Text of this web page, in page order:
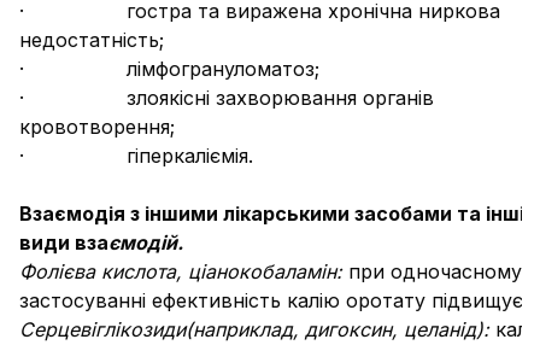
· гостра та виражена хронічна ниркова
недостатність;
· лімфогрануломатоз;
· злоякісні захворювання органів
кровотворення;
· гіперкаліємія.
Взаємодія з іншими лікарськими засобами та інші
види взаємодій.
Фолієва кислота, ціанокобаламін: при одночасному
застосуванні ефективність калію оротату
Серцевіглікозиди(наприклад, дигоксин, целанід):